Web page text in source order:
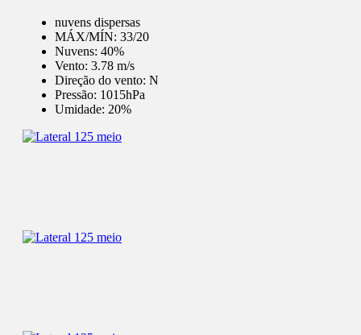
nuvens dispersas
MÁX/MÍN: 33/20
Nuvens: 40%
Vento: 3.78 m/s
Direção do vento: N
Pressão: 1015hPa
Umidade: 20%